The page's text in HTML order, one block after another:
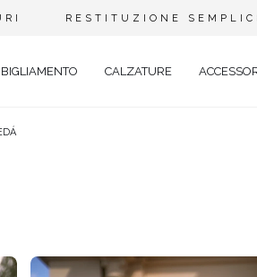
RESTITUZIONE
CALZATURE